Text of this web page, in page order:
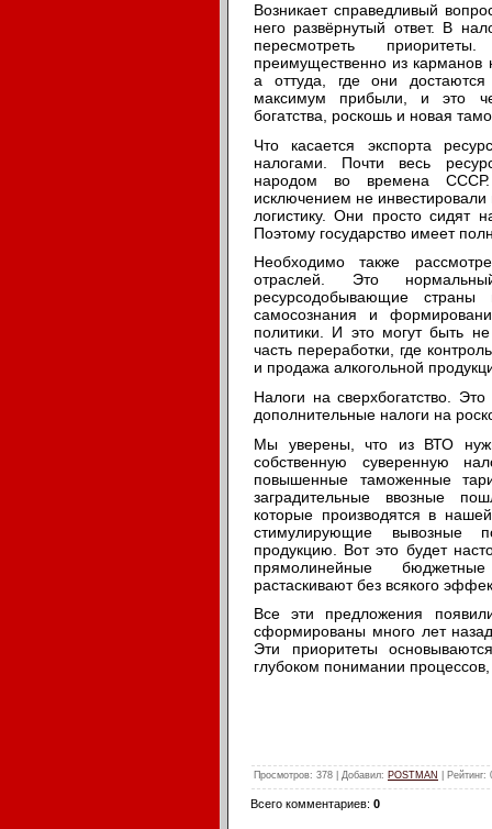
Возникает справедливый
него развёрнутый ответ. В
пересмотреть
преимущественно из
а оттуда, где они
максимум прибыли, и это
богатства, роскошь и новая
Что касается экспорта
налогами. Почти весь
народом во времена
исключением не инвестировали
логистику. Они просто сидят
Поэтому государство имеет
Необходимо также
отраслей. Это
ресурсодобывающие
самосознания и
политики. И это могут быть
часть переработки, где
и продажа алкогольной
Налоги на сверхбогатство.
дополнительные налоги на
Мы уверены, что из ВТО
собственную суверенную
повышенные таможенные
заградительные ввозные
которые производятся в
стимулирующие вывозные
продукцию. Вот это будет
прямолинейные
растаскивают без всякого
Все эти предложения
сформированы много лет
Эти приоритеты
глубоком понимании
Просмотров: 378 | Добавил: POSTMAN Рейтинг:
Всего комментариев: 0